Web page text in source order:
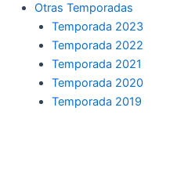
Otras Temporadas
Temporada 2023
Temporada 2022
Temporada 2021
Temporada 2020
Temporada 2019